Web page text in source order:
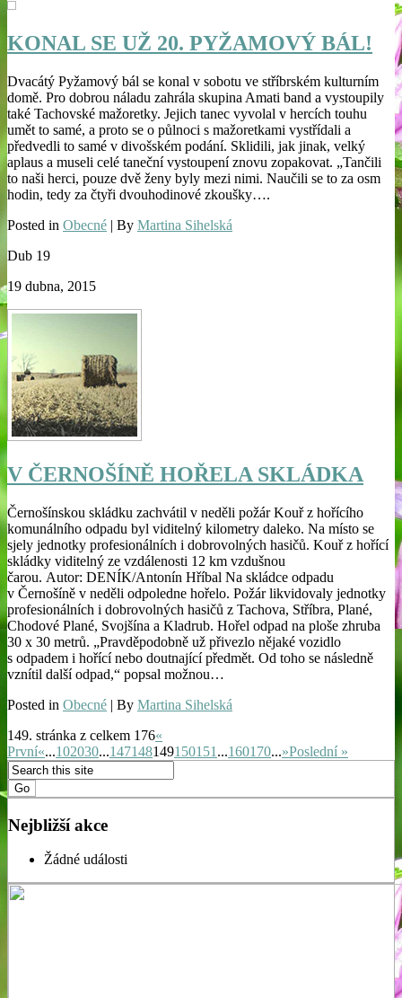
KONAL SE UŽ 20. PYŽAMOVÝ BÁL!
Dvacátý Pyžamový bál se konal v sobotu ve stříbrském kulturním
domě. Pro dobrou náladu zahrála skupina Amati band a vystoupily
také Tachovské mažoretky. Jejich tanec vyvolal v hercích touhu
umět to samé, a proto se o půlnoci s mažoretkami vystřídali a
předvedli to samé v divošském podání. Sklidili, jak jinak, velký
aplaus a museli celé taneční vystoupení znovu zopakovat. „Tančili
to naši herci, pouze dvě ženy byly mezi nimi. Naučili se to za osm
hodin, tedy za čtyři dvouhodinové zkoušky….
Posted in Obecné | By Martina Sihelská
Dub 19
19 dubna, 2015
V ČERNOŠÍNĚ HOŘELA SKLÁDKA
Černošínskou skládku zachvátil v neděli požár Kouř z hořícího
komunálního odpadu byl viditelný kilometry daleko. Na místo se
sjely jednotky profesionálních i dobrovolných hasičů. Kouř z hořící
skládky viditelný ze vzdálenosti 12 km vzdušnou
čarou. Autor: DENÍK/Antonín Hříbal Na skládce odpadu
v Černošíně v neděli odpoledne hořelo. Požár likvidovaly jednotky
profesionálních i dobrovolných hasičů z Tachova, Stříbra, Plané,
Chodové Plané, Svojšína a Kladrub. Hořel odpad na ploše zhruba
30 x 30 metrů. „Pravděpodobně už přivezlo nějaké vozidlo
s odpadem i hořící nebo doutnající předmět. Od toho se následně
vznítil další odpad,“ popsal možnou…
Posted in Obecné | By Martina Sihelská
149. stránka z celkem 176«
První«...102030...147148149150151 ...160170...»Poslední »
Nejbližší akce
Žádné události